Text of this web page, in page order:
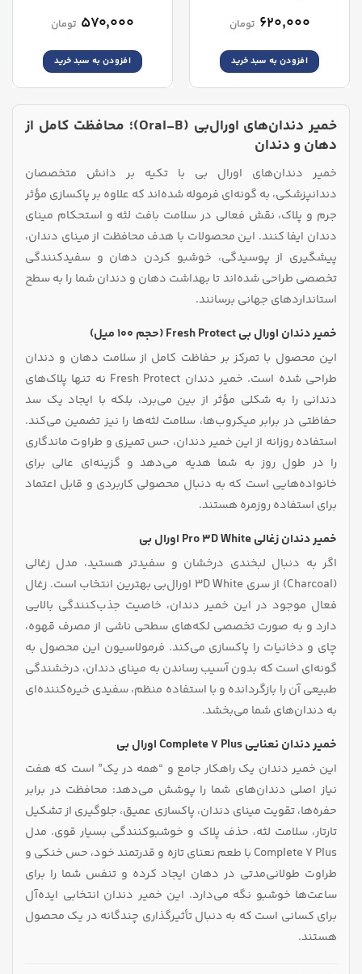
۶۲۰,۰۰۰ تومان
افزودن به سبد خرید
Ultimate Fresh
۵۷۰,۰۰۰ تومان
افزودن به سبد خرید
خمیر دندان‌های اورال‌بی (Oral-B)؛ محافظت کامل از
دهان و دندان
خمیر دندان‌های اورال‌ بی با تکیه بر دانش متخصصان
دندانپزشکی، به گونه‌ای فرموله شده‌اند که علاوه بر پاکسازی مؤثر
جرم و پلاک، نقش فعالی در سلامت بافت لثه و استحکام مینای
دندان ایفا کنند. این محصولات با هدف محافظت از مینای دندان،
پیشگیری از پوسیدگی، خوشبو کردن دهان و سفیدکنندگی
تخصصی طراحی شده‌اند تا بهداشت دهان و دندان شما را به سطح
استانداردهای جهانی برسانند.
خمیر دندان اورال بی Fresh Protect (حجم ۱۰۰ میل)
این محصول با تمرکز بر حفاظت کامل از سلامت دهان و دندان
طراحی شده است. خمیر دندان Fresh Protect نه تنها پلاک‌های
دندانی را به شکلی مؤثر از بین می‌برد، بلکه با ایجاد یک سد
حفاظتی در برابر میکروب‌ها، سلامت لثه‌ها را نیز تضمین می‌کند.
استفاده روزانه از این خمیر دندان، حس تمیزی و طراوت ماندگاری
را در طول روز به شما هدیه می‌دهد و گزینه‌ای عالی برای
خانواده‌هایی است که به دنبال محصولی کاربردی و قابل اعتماد
برای استفاده روزمره هستند.
خمیر دندان زغالی Pro 3D White اورال بی
اگر به دنبال لبخندی درخشان و سفیدتر هستید، مدل زغالی
(Charcoal) از سری 3D White اورال‌بی بهترین انتخاب است. زغال
فعال موجود در این خمیر دندان، خاصیت جذب‌کنندگی بالایی
دارد و به صورت تخصصی لکه‌های سطحی ناشی از مصرف قهوه،
چای و دخانیات را پاکسازی می‌کند. فرمولاسیون این محصول به
گونه‌ای است که بدون آسیب رساندن به مینای دندان، درخشندگی
طبیعی آن را بازگردانده و با استفاده منظم، سفیدی خیره‌کننده‌ای
به دندان‌های شما می‌بخشد.
خمیر دندان نعنایی Complete 7 Plus اورال بی
این خمیر دندان یک راهکار جامع و “همه در یک” است که هفت
نیاز اصلی دندان‌های شما را پوشش می‌دهد: محافظت در برابر
حفره‌ها، تقویت مینای دندان، پاکسازی عمیق، جلوگیری از تشکیل
تارتار، سلامت لثه، حذف پلاک و خوشبوکنندگی بسیار قوی. مدل
Complete 7 Plus با طعم نعنای تازه و قدرتمند خود، حس خنکی و
طراوت طولانی‌مدتی در دهان ایجاد کرده و تنفس شما را برای
ساعت‌ها خوشبو نگه می‌دارد. این خمیر دندان انتخابی ایده‌آل
برای کسانی است که به دنبال تأثیرگذاری چندگانه در یک محصول
هستند.